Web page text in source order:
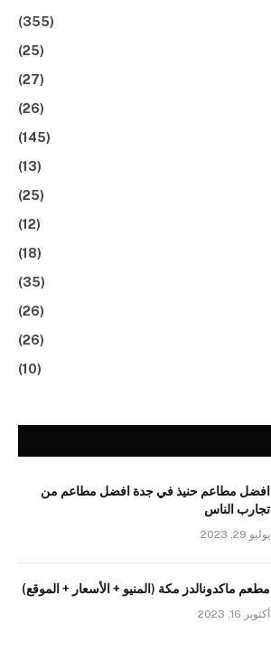
(355)
(25)
(27)
(26)
(145)
(13)
(25)
(12)
(18)
(35)
(26)
(26)
(10)
افضل مطاعم حنيذ في جدة افضل مطاعم من
تجارب الناس
يوليو 29, 2023
مطعم ماكدونالدز مكة (المنيو + الأسعار + الموقع)
أكتوبر 16, 2023